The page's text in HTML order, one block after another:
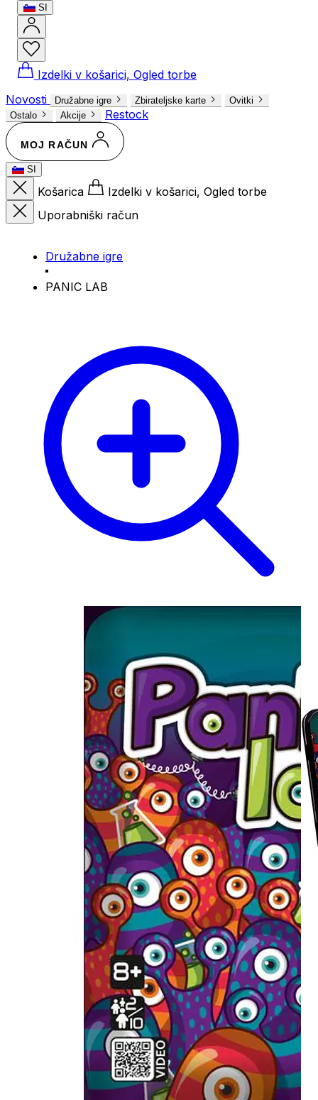
SI
Izdelki v košarici, Ogled torbe
Novosti
Družabne igre Zbirateljske karte
Ovitki
Ostalo
Akcije Restock
MOJ RAČUN
SI
Košarica
Izdelki v košarici, Ogled torbe
Uporabniški račun
Družabne igre
PANIC LAB